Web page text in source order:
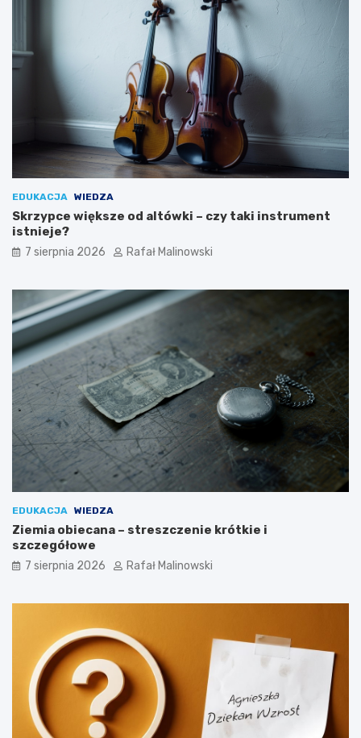
EDUKACJA WIEDZA
Skrzypce większe od altówki – czy taki instrument
istnieje?
7 sierpnia 2026 Rafał Malinowski
EDUKACJA WIEDZA
Ziemia obiecana – streszczenie krótkie i
szczegółowe
7 sierpnia 2026 Rafał Malinowski